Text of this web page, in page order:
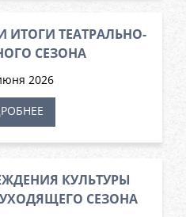
ИТОГИ ТЕАТРАЛЬНО-
СЕЗОНА
2026
КУЛЬТУРЫ
СЕЗОНА